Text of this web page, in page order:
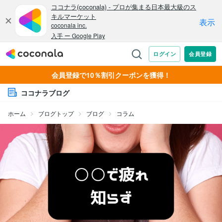
会員登録で10％割引クーポンを獲得！
ココナラブログ
ホーム ブログトップ ブログ コラム